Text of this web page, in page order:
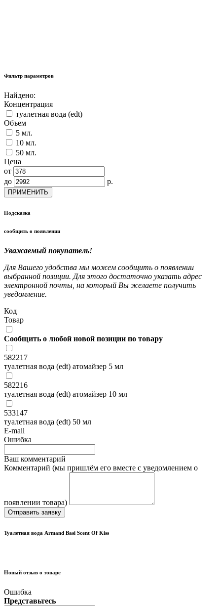
Фильтр параметров
Найдено:
Концентрация
туалетная вода (edt)
Объем
5 мл.
10 мл.
50 мл.
Цена
от
до
р.
ПРИМЕНИТЬ
Подсказка
сообщить о появлении
Уважаемый покупатель!
Для Вашего удобства мы можем сообщить о появлении
выбранной позиции. Для этого достаточно указать адрес
электронной почты, на который Вы желаете получить
уведомление.
Код
Товар
Сообщить о любой новой позиции по товару
582217
туалетная вода (edt) атомайзер 5 мл
582216
туалетная вода (edt) атомайзер 10 мл
533147
туалетная вода (edt) 50 мл
E-mail
Ошибка
Ваш комментарий
Комментарий (мы пришлём его вместе с уведомлением о
появлении товара)
Отправить заявку
Туалетная вода Armand Basi Scent Of Kiss
Новый отзыв о товаре
Ошибка
Представьтесь